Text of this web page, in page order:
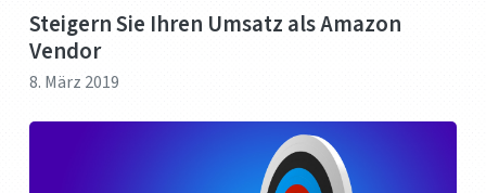
Steigern Sie Ihren Umsatz als Amazon
Vendor
8. März 2019